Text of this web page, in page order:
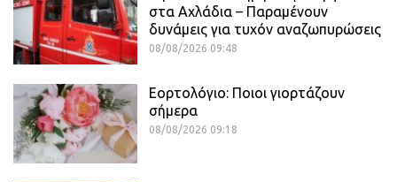
στα Αχλάδια – Παραμένουν
δυνάμεις για τυχόν αναζωπυρώσεις
08/08/2026 09:48
Εορτολόγιο: Ποιοι γιορτάζουν
σήμερα
08/08/2026 09:18